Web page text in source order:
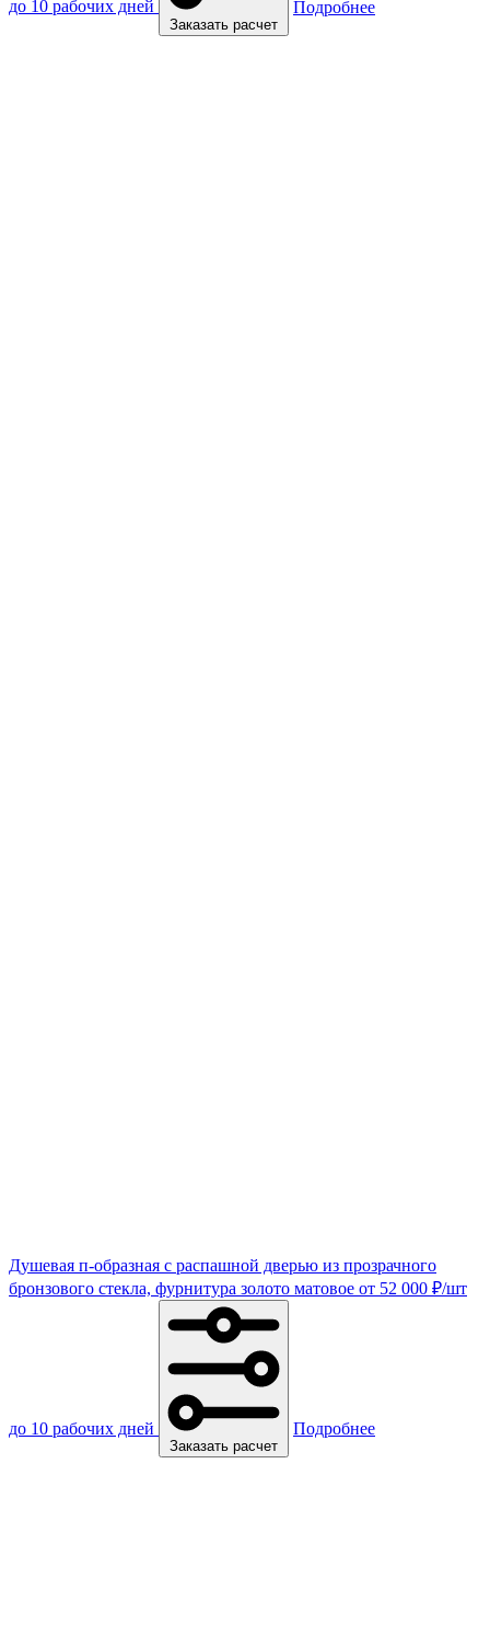
до 10 рабочих дней
Заказать расчет
Подробнее
Душевая п-образная с распашной дверью из прозрачного
бронзового стекла, фурнитура золото матовое от 52 000 ₽/шт
до 10 рабочих дней
Заказать расчет
Подробнее